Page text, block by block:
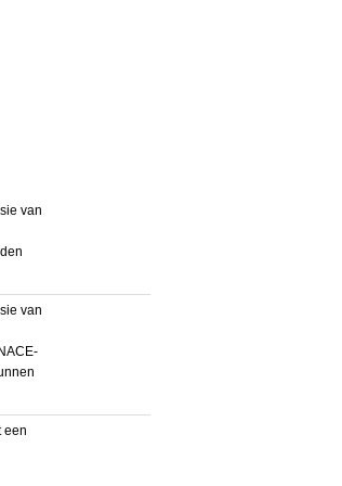
van
van
een